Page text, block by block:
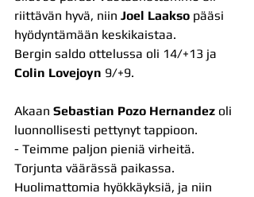
riittävän hyvä, niin Joel Laakso pääsi
hyödyntämään keskikaistaa.
Bergin saldo ottelussa oli 14/+13 ja
Colin Lovejoyn 9/+9.
Akaan Sebastian Pozo Hernandez oli
luonnollisesti pettynyt tappioon.
- Teimme paljon pieniä virheitä.
Torjunta väärässä paikassa.
Huolimattomia hyökkäyksiä, ja niin